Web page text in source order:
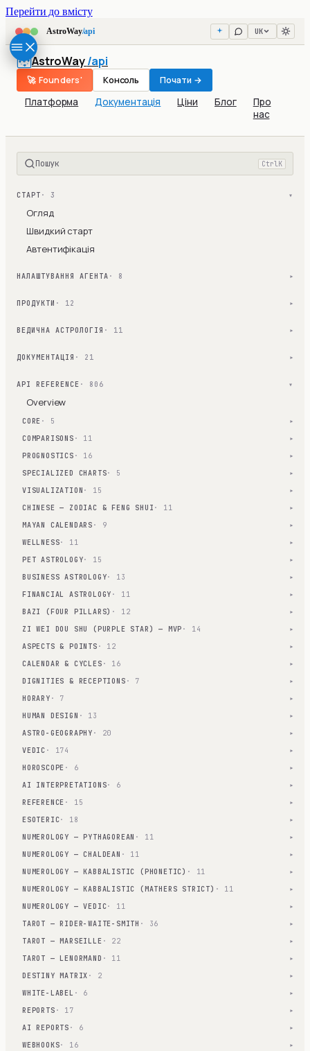
Перейти до вмісту
AstroWay/api UK
AstroWay/api
Платформа Документація Ціни Блог
Про
нас
🚀 Founders' Консоль Почати →
Пошук Ctrl K
СТАРТ · 3 ▾
Огляд
Швидкий старт
Автентифікація
НАЛАШТУВАННЯ АГЕНТА · 8 ▾
ПРОДУКТИ · 12 ▾
ВЕДИЧНА АСТРОЛОГІЯ · 11 ▾
ДОКУМЕНТАЦІЯ · 21 ▾
API REFERENCE · 806 ▾
Overview
CORE · 5 ▾
COMPARISONS · 11 ▾
PROGNOSTICS · 16 ▾
SPECIALIZED CHARTS· 5 ▾
VISUALIZATION · 15 ▾
CHINESE — ZODIAC & FENG SHUI · 11 ▾
MAYAN CALENDARS · 9 ▾
WELLNESS· 11 ▾
PET ASTROLOGY· 15 ▾
BUSINESS ASTROLOGY· 13 ▾
FINANCIAL ASTROLOGY · 11 ▾
BAZI (FOUR PILLARS) · 12 ▾
ZI WEI DOU SHU (PURPLE STAR) — MVP · 14 ▾
ASPECTS & POINTS · 12 ▾
CALENDAR & CYCLES · 16 ▾
DIGNITIES & RECEPTIONS · 7 ▾
HORARY · 7 ▾
HUMAN DESIGN · 13 ▾
ASTRO-GEOGRAPHY · 20 ▾
VEDIC · 174 ▾
HOROSCOPE · 6 ▾
AI INTERPRETATIONS· 6 ▾
REFERENCE · 15 ▾
ESOTERIC· 18 ▾
NUMEROLOGY — PYTHAGOREAN · 11 ▾
NUMEROLOGY — CHALDEAN · 11 ▾
NUMEROLOGY — KABBALISTIC (PHONETIC) · 11 ▾
NUMEROLOGY — KABBALISTIC (MATHERS STRICT) · 11 ▾
NUMEROLOGY — VEDIC· 11 ▾
TAROT — RIDER-WAITE-SMITH · 36 ▾
TAROT — MARSEILLE · 22 ▾
TAROT — LENORMAND · 11 ▾
DESTINY MATRIX · 2 ▾
WHITE-LABEL · 6 ▾
REPORTS · 17 ▾
AI REPORTS · 6 ▾
WEBHOOKS· 16 ▾